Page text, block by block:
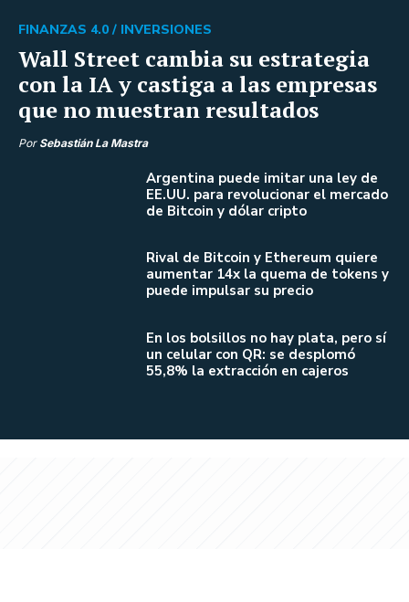
Wall Street cambia su estrategia
con la IA y castiga a las empresas
que no muestran resultados
FINANZAS 4.0 / INVERSIONES
Por Sebastián La Mastra
Argentina puede imitar una ley de
EE.UU. para revolucionar el mercado
de Bitcoin y dólar cripto
Rival de Bitcoin y Ethereum quiere
aumentar 14x la quema de tokens y
puede impulsar su precio
En los bolsillos no hay plata, pero sí
un celular con QR: se desplomó
55,8% la extracción en cajeros